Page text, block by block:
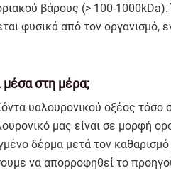
βάρους (> 100-1000kDa).
φυσικά από τον οργανισμό,
στη μέρα;
υαλουρονικού οξέος τόσο
μας είναι σε μορφή
δέρμα μετά τον
να απορροφηθεί το